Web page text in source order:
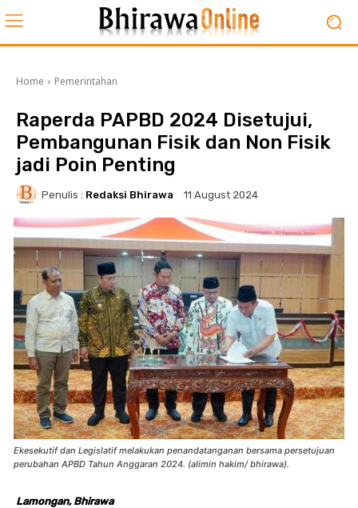
Home Pemerintahan
Raperda PAPBD 2024 Disetujui,
Pembangunan Fisik dan Non Fisik
jadi Poin Penting
Penulis : Redaksi Bhirawa 11 August 2024
Ekesekutif dan Legislatif melakukan penandatanganan bersama persetujuan
perubahan APBD Tahun Anggaran 2024. (alimin hakim/ bhirawa).
Lamongan, Bhirawa